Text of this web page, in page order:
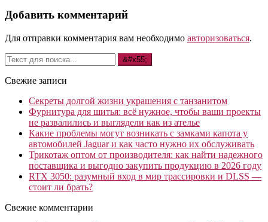
Добавить комментарий
Для отправки комментария вам необходимо авторизоваться.
Свежие записи
Секреты долгой жизни украшения с танзанитом
Фурнитура для шитья: всё нужное, чтобы ваши проекты
не развалились и выглядели как из ателье
Какие проблемы могут возникать с замками капота у
автомобилей Jaguar и как часто нужно их обслуживать
Трикотаж оптом от производителя: как найти надежного
поставщика и выгодно закупить продукцию в 2026 году
RTX 3050: разумный вход в мир трассировки и DLSS —
стоит ли брать?
Свежие комментарии